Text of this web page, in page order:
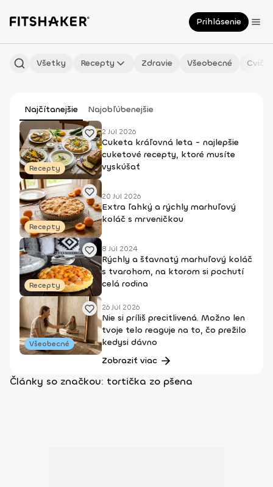
Prihlásenie
Všetky Recepty Zdravie Všeobecné
Najčítanejšie Najobľúbenejšie
Recepty
2 Júl 2026
Cuketa kráľovná leta - najlepšie
cuketové recepty, ktoré musíte
vyskúšať
Recepty
20 Júl 2026
Extra ľahký a rýchly marhuľový
koláč s mrveničkou
Recepty
8 Júl 2024
Rýchly a šťavnatý marhuľový koláč
s tvarohom, na ktorom si pochutí
celá rodina
Všeobecné
26 Júl 2026
Nie si príliš precitlivená. Možno len
tvoje telo reaguje na to, čo prežilo
kedysi dávno
Zobraziť viac
Články so značkou: tortička zo pšena